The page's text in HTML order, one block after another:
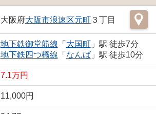
大阪府大阪市浪速区元町３丁目
地下鉄御堂筋線 「 大国町」駅 徒歩7分
地下鉄四つ橋線 「 なんば」駅 徒歩10分
7.1万円
11,000円